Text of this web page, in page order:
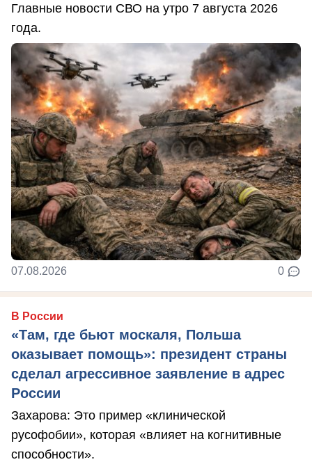
Главные новости СВО на утро 7 августа 2026
года.
07.08.2026 0
В России
«Там, где бьют москаля, Польша
оказывает помощь»: президент страны
сделал агрессивное заявление в адрес
России
Захарова: Это пример «клинической
русофобии», которая «влияет на когнитивные
способности».